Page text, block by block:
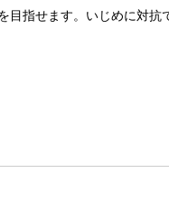
目指せます。いじめに対抗